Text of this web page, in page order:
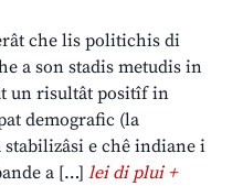
che lis politichis di
a son stadis metudis in
un risultât positîf in
demografic (la
stabilizâsi e chê indiane i
a […] lei di plui +